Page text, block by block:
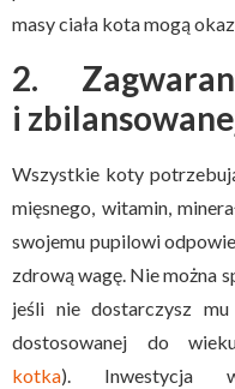
masy ciała kota mogą
2.
i
Wszystkie koty
mięsnego, witamin,
swojemu pupilowi
zdrową wagę. Nie można
jeśli nie dostarczysz mu
dostosowanej do
kotka). Inwestycja